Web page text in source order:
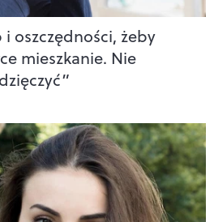
i oszczędności, żeby
mieszkanie. Nie